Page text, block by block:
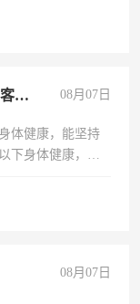
急招保洁，保安，客服，工程 08月07日
体健康，能坚持
下身体健康，有
高中以上文化，
08月07日